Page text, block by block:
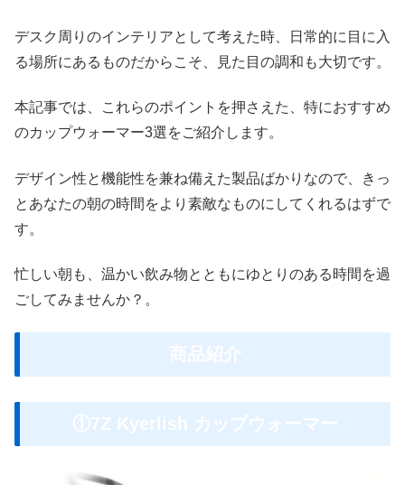
デスク周りのインテリアとして考えた時、日常的に目に入
る場所にあるものだからこそ、見た目の調和も大切です。
本記事では、これらのポイントを押さえた、特におすすめ
のカップウォーマー3選をご紹介します。
デザイン性と機能性を兼ね備えた製品ばかりなので、きっ
とあなたの朝の時間をより素敵なものにしてくれるはずで
す。
忙しい朝も、温かい飲み物とともにゆとりのある時間を過
ごしてみませんか？。
商品紹介
①7Z Kyerlish カップウォーマー